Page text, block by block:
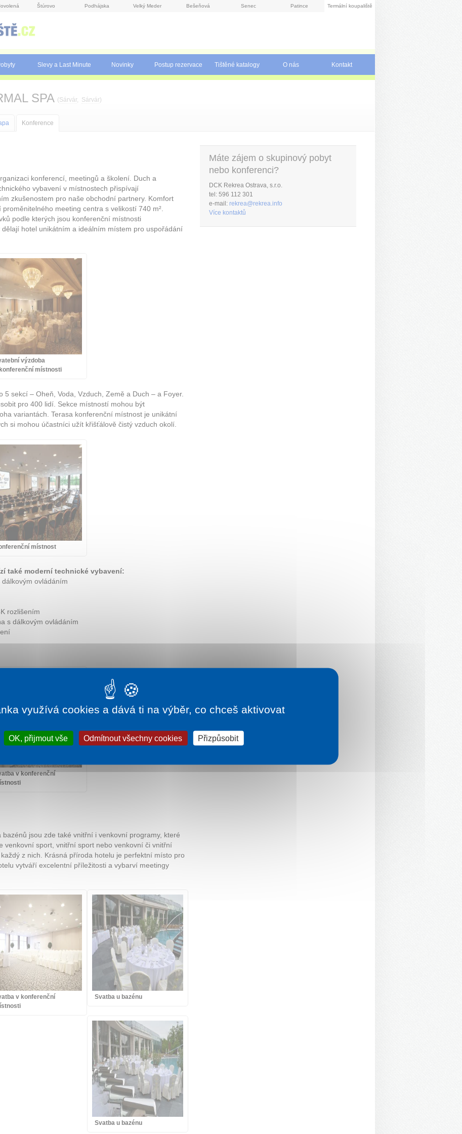
Štúrovo Podhájska Velký Meder Bešeňová Senec Patince Termální koupaliště
Slevy a Last Minute Novinky Postup rezervace Tištěné katalogy O nás Kontakt
SPA (Sárvár, Sárvár)
Konference
konferencí, meetingů a školení. Duch a
vybavení v místnostech přispívají
zkušenostem pro naše obchodní partnery. Komfort
meeting centra s velikostí 740 m².
podle kterých jsou konferenční místnosti
hotel unikátním a ideálním místem pro uspořádání
výzdoba
místnosti
sekcí – Oheň, Voda, Vzduch, Země a Duch – a Foyer.
pro 400 lidí. Sekce místností mohou být
variantách. Terasa konferenční místnost je unikátní
si mohou účastníci užít křišťálově čistý vzduch okolí.
místnost
také moderní technické vybavení:
ovládáním
rozlišením
s dálkovým ovládáním
v konferenční
jsou zde také vnitřní i venkovní programy, které
venkovní sport, vnitřní sport nebo venkovní či vnitřní
z nich. Krásná příroda hotelu je perfektní místo pro
vytváří excelentní příležitosti a vybarví meetingy
v konferenční
Svatba u bazénu
Svatba u bazénu
Máte zájem o skupinový pobyt
nebo konferenci?
DCK Rekrea Ostrava, s.r.o.
tel: 596 112 301
e-mail: rekrea@rekrea.info
Více kontaktů
využívá cookies a dává ti na výběr, co chceš aktivovat
OK, přijmout vše Odmítnout všechny cookies Přizpůsobit